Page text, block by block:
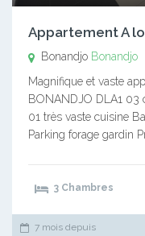
Appartement A
Bonandjo Bonandjo
Magnifique et vaste
BONANDJO DLA1 03
01 très vaste cuisine
Parking forage gardin
3 Chambres
7 mois depuis